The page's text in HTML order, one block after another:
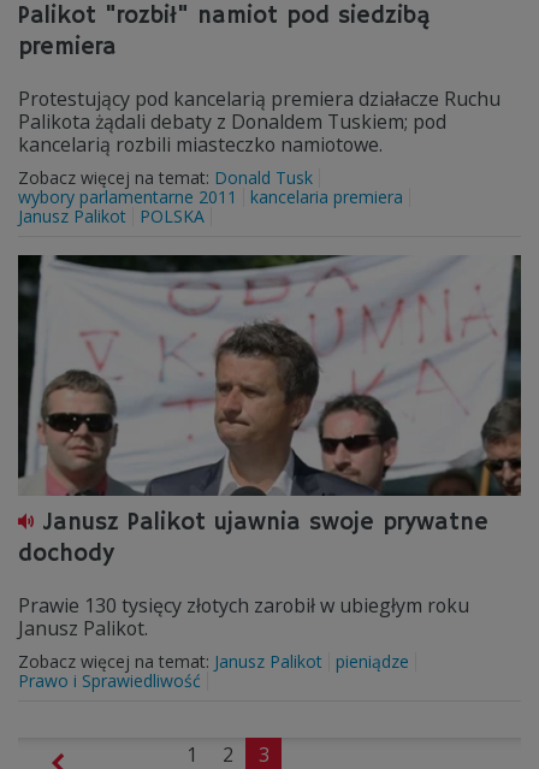
Palikot "rozbił" namiot pod siedzibą
premiera
Protestujący pod kancelarią premiera działacze Ruchu
Palikota żądali debaty z Donaldem Tuskiem; pod
kancelarią rozbili miasteczko namiotowe.
Zobacz więcej na temat: Donald Tusk
wybory parlamentarne 2011
kancelaria premiera
Janusz Palikot
POLSKA
Janusz Palikot ujawnia swoje prywatne
dochody
Prawie 130 tysięcy złotych zarobił w ubiegłym roku
Janusz Palikot.
Zobacz więcej na temat: Janusz Palikot
pieniądze
Prawo i Sprawiedliwość
1 2 3